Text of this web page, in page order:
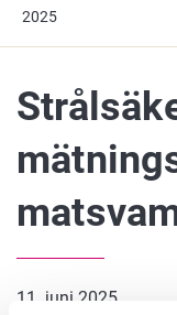
2025
11. juni 2025